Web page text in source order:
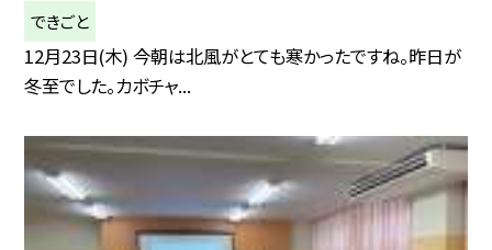
できごと
12月23日(木) 今朝は北風がとても寒かったですね。昨日が
冬至でした。カボチャ...